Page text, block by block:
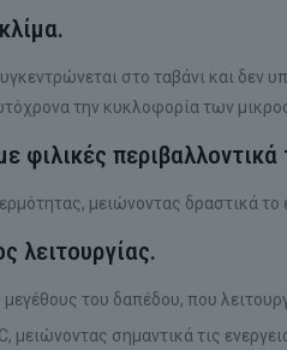
στο ταβάνι και δεν
την κυκλοφορία των
φιλικές περιβαλλοντικά
μειώνοντας δραστικά
λειτουργίας.
του δαπέδου, που
C, μειώνοντας σημαντικά τις